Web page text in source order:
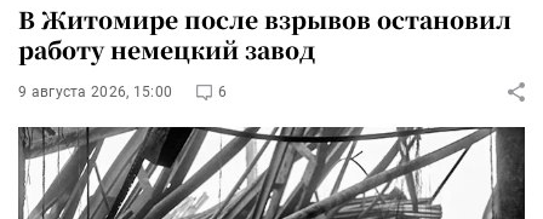
В Житомире после взрывов остановил
работу немецкий завод
9 августа 2026, 15:00 6